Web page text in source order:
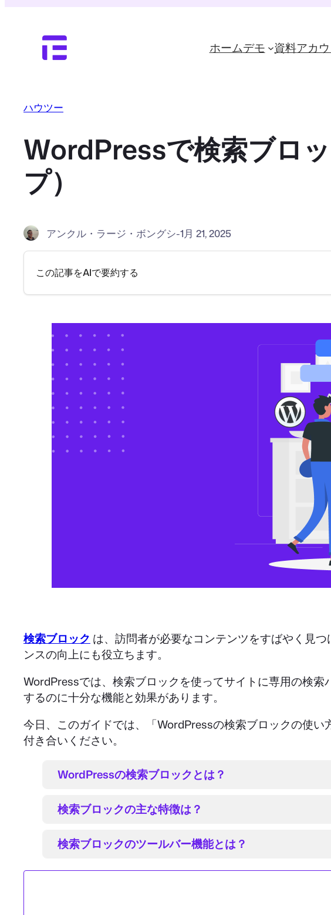
ホームデモ 資料アカ
ハウツー
WordPressで検索ブロ
プ）
アンクル・ラージ・ボングシ-1月 21, 2025
この記事をAIで要約する
検索ブロック は、訪問者が必要なコンテンツをすばやく見
ンスの向上にも役立ちます。
WordPressでは、検索ブロックを使ってサイトに専用の検
するのに十分な機能と効果があります。
今日、このガイドでは、「WordPressの検索ブロックの使
付き合いください。
WordPressの検索ブロックとは？
検索ブロックの主な特徴は？
検索ブロックのツールバー機能とは？